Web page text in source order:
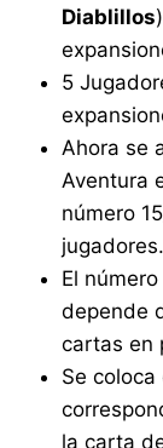
Diablillos
5
Ahora se
Aventura
número
jugadores.
El
depende
cartas en
Se
la carta